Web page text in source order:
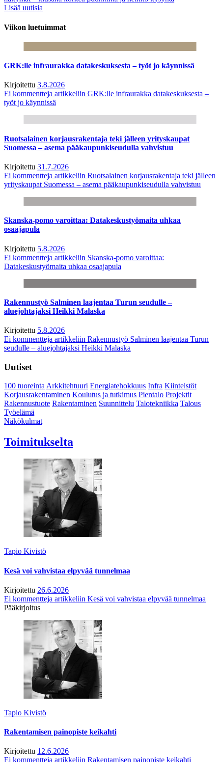
Lisää uutisia
Viikon luetuimmat
GRK:lle infraurakka datakeskuksesta – työt jo käynnissä
Kirjoitettu 3.8.2026
Ei kommentteja artikkeliin GRK:lle infraurakka datakeskuksesta –
työt jo käynnissä
Ruotsalainen korjausrakentaja teki jälleen yrityskaupat
Suomessa – asema pääkaupunkiseudulla vahvistuu
Kirjoitettu 31.7.2026
Ei kommentteja artikkeliin Ruotsalainen korjausrakentaja teki jälleen
yrityskaupat Suomessa – asema pääkaupunkiseudulla vahvistuu
Skanska-pomo varoittaa: Datakeskustyömaita uhkaa
osaajapula
Kirjoitettu 5.8.2026
Ei kommentteja artikkeliin Skanska-pomo varoittaa:
Datakeskustyömaita uhkaa osaajapula
Rakennustyö Salminen laajentaa Turun seudulle –
aluejohtajaksi Heikki Malaska
Kirjoitettu 5.8.2026
Ei kommentteja artikkeliin Rakennustyö Salminen laajentaa Turun
seudulle – aluejohtajaksi Heikki Malaska
Uutiset
100 tuoreintaArkkitehtuuri Energiatehokkuus Infra Kiinteistöt
Korjausrakentaminen Koulutus ja tutkimus Pientalo Projektit
Rakennustuote Rakentaminen Suunnittelu Talotekniikka Talous
Työelämä
Näkökulmat
Toimitukselta
Tapio Kivistö
Kesä voi vahvistaa elpyvää tunnelmaa
Kirjoitettu 26.6.2026
Ei kommentteja artikkeliin Kesä voi vahvistaa elpyvää tunnelmaa
Pääkirjoitus
Tapio Kivistö
Rakentamisen painopiste keikahti
Kirjoitettu 12.6.2026
Ei kommentteja artikkeliin Rakentamisen painopiste keikahti